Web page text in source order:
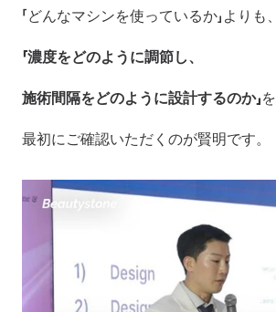
「どんなマシンを使っているか」よりも、
「濃度をどのように調節し、
施術間隔をどのように設計するのか」を
最初にご確認いただくのが賢明です。